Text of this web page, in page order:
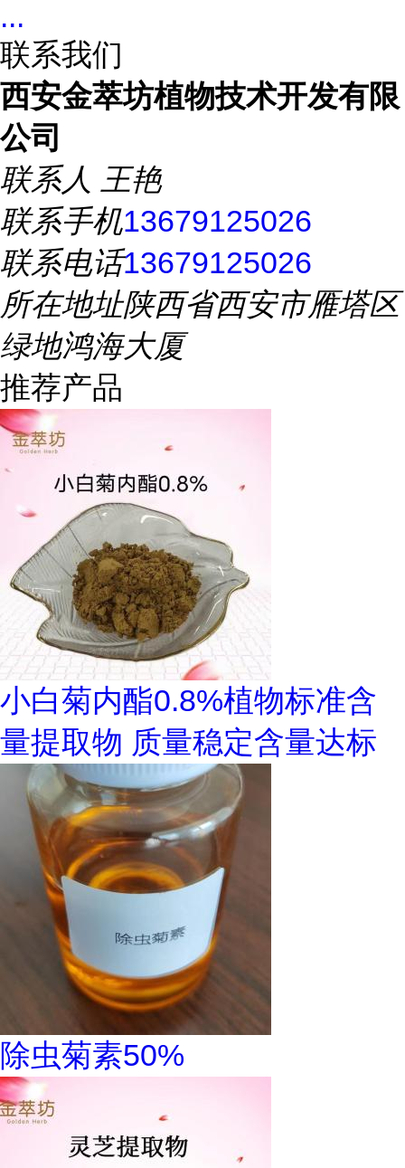
...
联系我们
西安金萃坊植物技术开发有限
公司
联系人 王艳
联系手机13679125026
联系电话13679125026
所在地址陕西省西安市雁塔区
绿地鸿海大厦
推荐产品
小白菊内酯0.8%植物标准含
量提取物 质量稳定含量达标
除虫菊素50%